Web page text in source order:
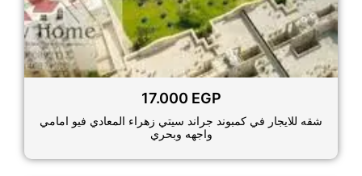
17.000 EGP
شقه للايجار في كمبوند جراند سيتي زهراء المعادي فيو امامي
واجهه وبحري